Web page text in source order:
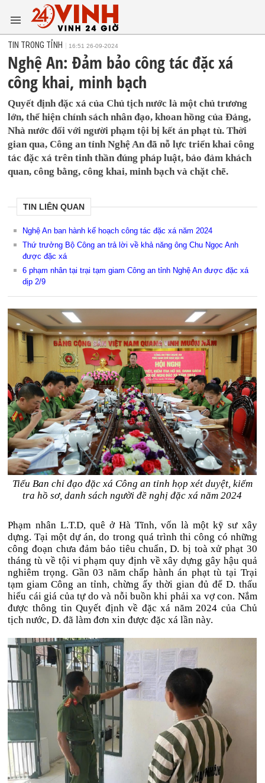
TIN TRONG TỈNH 16:51 26-09-2024
Nghệ An: Đảm bảo công tác đặc xá
công khai, minh bạch
Quyết định đặc xá của Chủ tịch nước là một chủ trương
lớn, thể hiện chính sách nhân đạo, khoan hồng của Đảng,
Nhà nước đối với người phạm tội bị kết án phạt tù. Thời
gian qua, Công an tỉnh Nghệ An đã nỗ lực triển khai công
tác đặc xá trên tinh thần đúng pháp luật, bảo đảm khách
quan, công bằng, công khai, minh bạch và chặt chẽ.
TIN LIÊN QUAN
Nghệ An ban hành kế hoạch công tác đặc xá năm 2024
Thứ trưởng Bộ Công an trả lời về khả năng ông Chu Ngọc Anh
được đặc xá
6 phạm nhân tại trại tạm giam Công an tỉnh Nghệ An được đặc xá
dịp 2/9
Tiểu Ban chỉ đạo đặc xá Công an tỉnh họp xét duyệt, kiểm
tra hồ sơ, danh sách người đề nghị đặc xá năm 2024
Phạm nhân L.T.D, quê ở Hà Tĩnh, vốn là một kỹ sư xây
dựng. Tại một dự án, do trong quá trình thi công có những
công đoạn chưa đảm bảo tiêu chuẩn, D. bị toà xử phạt 30
tháng tù về tội vi phạm quy định về xây dựng gây hậu quả
nghiêm trọng. Gần 03 năm chấp hành án phạt tù tại Trại
tạm giam Công an tỉnh, chừng ấy thời gian đủ để D. thấu
hiểu cái giá của tự do và nỗi buồn khi phải xa vợ con. Nắm
được thông tin Quyết định về đặc xá năm 2024 của Chủ
tịch nước, D. đã làm đơn xin được đặc xá lần này.